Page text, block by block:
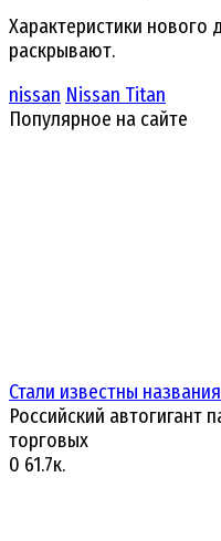
Характеристики нового
раскрывают.
nissan Nissan Titan
Популярное на сайте
Стали известны
Российский автогигант
торговых
0 61.7к.